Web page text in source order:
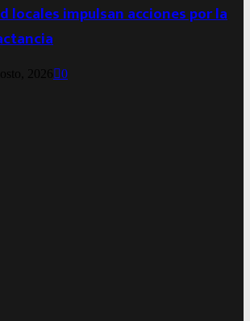
locales impulsan acciones por la
2026 0